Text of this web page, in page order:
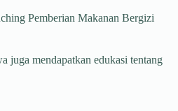
Pemberian Makanan Bergizi
juga mendapatkan edukasi tentang